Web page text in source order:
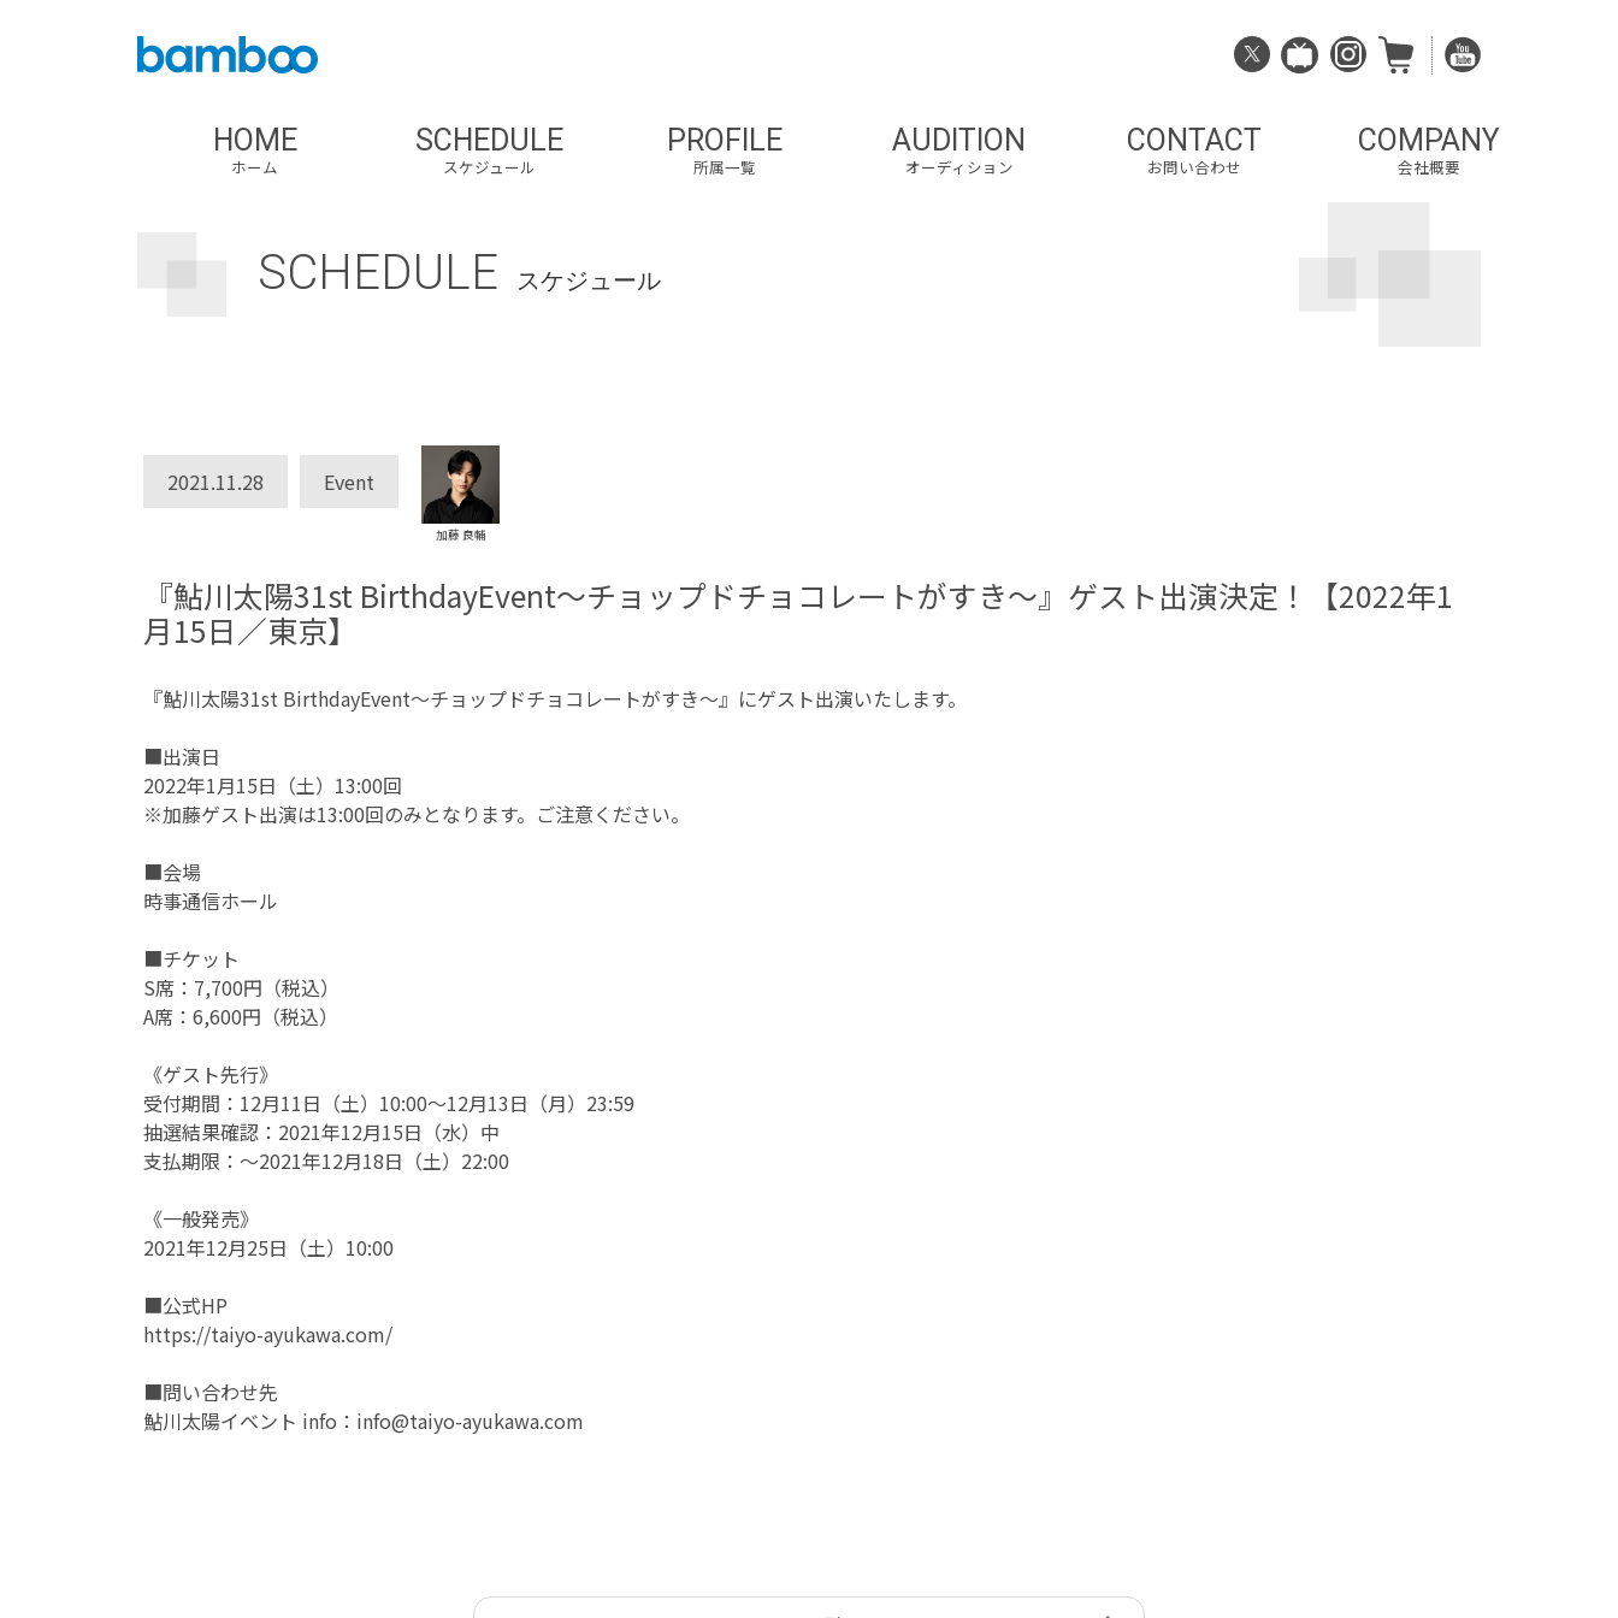
HOME
ホーム
SCHEDULE
スケジュール
PROFILE
所属一覧
AUDITION
オーディション
CONTACT
お問い合わせ
COMPANY
会社概要
SCHEDULE スケジュール
2021.11.28 Event
加藤 良輔
『鮎川太陽31st BirthdayEvent〜チョップドチョコレートがすき〜』ゲスト出演決定！【2022年1
月15日／東京】
『鮎川太陽31st BirthdayEvent〜チョップドチョコレートがすき〜』にゲスト出演いたします。
■出演日
2022年1月15日（土）13:00回
※加藤ゲスト出演は13:00回のみとなります。ご注意ください。
■会場
時事通信ホール
■チケット
S席：7,700円（税込）
A席：6,600円（税込）
《ゲスト先行》
受付期間：12月11日（土）10:00～12月13日（月）23:59
抽選結果確認：2021年12月15日（水）中
支払期限：〜2021年12月18日（土）22:00
《一般発売》
2021年12月25日（土）10:00
■公式HP
https://taiyo-ayukawa.com/
■問い合わせ先
鮎川太陽イベント info：info@taiyo-ayukawa.com